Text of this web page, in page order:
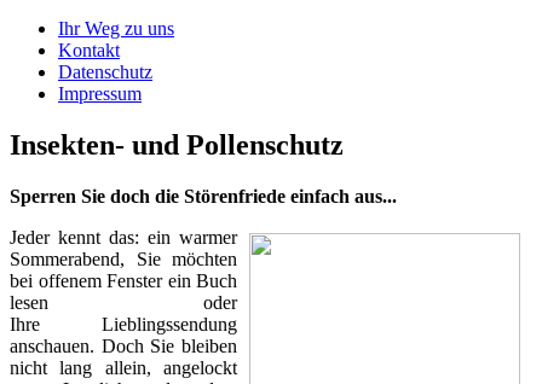
Ihr Weg zu uns
Kontakt
Datenschutz
Impressum
Insekten- und Pollenschutz
Sperren Sie doch die Störenfriede einfach aus...
Jeder kennt das: ein warmer
Sommerabend, Sie möchten
bei offenem Fenster ein Buch
lesen oder
Ihre Lieblingssendung
anschauen. Doch Sie bleiben
nicht lang allein, angelockt